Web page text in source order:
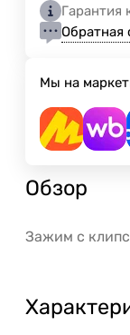
Гарантия
Обратная
Мы на
Обзор
Зажим с